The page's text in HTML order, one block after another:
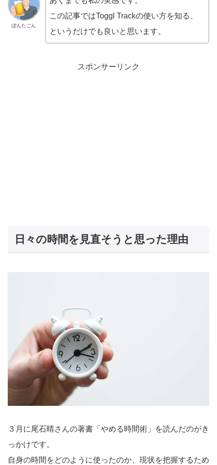
ぽんたごん
この記事ではToggl Trackの使い方を知る、
というだけでも良いと思います。
スポンサーリンク
日々の時間を見直そうと思った理由
３月に尾石晴さんの著書「やめる時間術」を読んだのがき
っかけです。
自身の時間をどのように使ったのか、現状を把握するため